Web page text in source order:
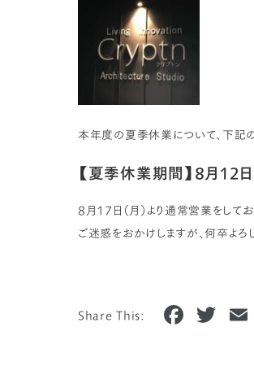
本年度の夏季休業について、下記
【夏季休業期間】8月12日
8月17日（月）より通常営業をしてお
ご迷惑をおかけしますが、何卒よろ
Share This: F T